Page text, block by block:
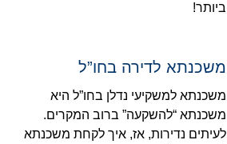
ביותר!
משכנתא לדירה בחו”ל
משכנתא למשקיעי נדלן בחו”ל היא
משכנתא “להשקעה” ברוב המקרים.
לעיתים נדירות, אז, איך לקחת משכנתא